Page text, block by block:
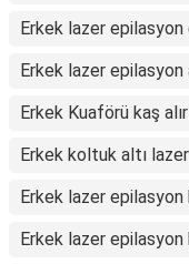
Erkek lazer
Erkek lazer epilasyon
Erkek Kuaförü kaş alır
Erkek koltuk altı
Erkek lazer
Erkek lazer